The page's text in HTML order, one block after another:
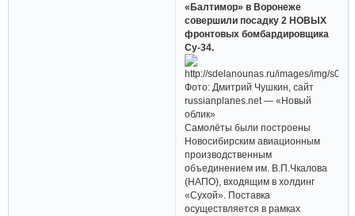
«Балтимор» в Воронеже
совершили посадку 2 НОВЫХ
фронтовых бомбардировщика
Су-34.
Фото: Дмитрий Чушкин, сайт
russianplanes.net — «Новый
облик»
Самолёты были построены
Новосибирским авиационным
производственным
объединением им. В.П.Чкалова
(НАПО), входящим в холдинг
«Сухой». Поставка
осуществляется в рамках